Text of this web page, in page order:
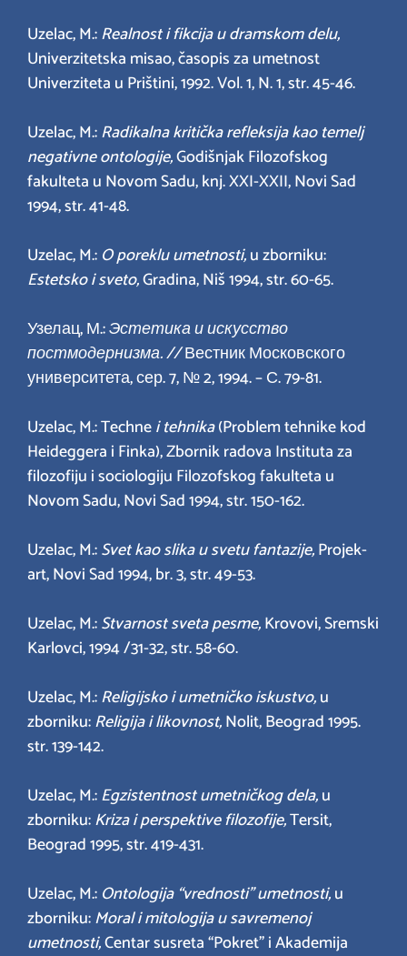
Uzelac, M.:Realnost i fikcija u dramskom delu,
Univerzitetska misao, časopis za umetnost
Univerziteta u Prištini, 1992. Vol. 1, N. 1, str. 45-46.
Uzelac, M.:Radikalna kritička refleksija kao temelj
negativne ontologije,Godišnjak Filozofskog
fakulteta u Novom Sadu, knj. XXI-XXII, Novi Sad
1994, str. 41-48.
Uzelac, M.: O poreklu umetnosti,u zborniku:
Estetsko i sveto,Gradina, Niš 1994, str. 60-65.
Узелац, М.:Эстетика и искусство
постмодернизма. //Вестник Московского
университета, сер. 7, № 2, 1994. – С. 79-81.
Uzelac, M.: Technei tehnika(Problem tehnike kod
Heideggera i Finka), Zbornik radova Instituta za
filozofiju i sociologiju Filozofskog fakulteta u
Novom Sadu, Novi Sad 1994, str. 150-162.
Uzelac, M.:Svet kao slika u svetu fantazije,Projek-
art, Novi Sad 1994, br. 3, str. 49-53.
Uzelac, M.:Stvarnost sveta pesme,Krovovi, Sremski
Karlovci, 1994 /31-32, str. 58-60.
Uzelac, M.:Religijsko i umetničko iskustvo,u
zborniku:Religija i likovnost,Nolit, Beograd 1995.
str. 139-142.
Uzelac, M.:Egzistentnost umetničkog dela,u
zborniku:Kriza i perspektive filozofije,Tersit,
Beograd 1995, str. 419-431.
Uzelac, M.: Ontologija “vrednosti” umetnosti,u
zborniku:Moral i mitologija u savremenoj
umetnosti,Centar susreta “Pokret” i Akademija